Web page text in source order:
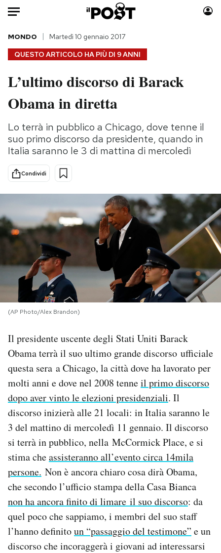
Auto
HOME
Italia
Politica
Tecnologia
Internet
Scienza
Cultura
Economia
Moda
Storie/Idee
Ok Boomer!
Media
Mondiali calcio 2026
PODCAST
NEWSLETTER
SHOP
CALENDARIO
AREA PERSONALE
Area Personale
Newsletter
Notifiche mobile
Regala il Post
Hai bisogno di aiuto?
Esci
QUESTO ARTICOLO HA PIÙ DI 9 ANNI
MONDO Martedì 10 gennaio 2017
L’ultimo discorso di Barack
Obama in diretta
Lo terrà in pubblico a Chicago, dove tenne il
suo primo discorso da presidente, quando in
Italia saranno le 3 di mattina di mercoledì
Condividi
(AP Photo/Alex Brandon)
Il presidente uscente degli Stati Uniti Barack
Obama terrà il suo ultimo grande discorso ufficiale
questa sera a Chicago, la città dove ha lavorato per
molti anni e dove nel 2008 tenneil primo discorso
dopo aver vinto le elezioni presidenziali. Il
discorso inizierà alle 21 locali: in Italia saranno le
3 del mattino di mercoledì 11 gennaio. Il discorso
si terrà in pubblico, nella McCormick Place, e si
stima cheassisteranno all’evento circa 14mila
persone. Non è ancora chiaro cosa dirà Obama,
che secondo l’ufficio stampa della Casa Bianca
non ha ancora finito di limare il suo discorso: da
quel poco che sappiamo, i membri del suo staff
l’hanno definitoun “passaggio del testimone” e un
discorso che incoraggerà i giovani ad interessarsi